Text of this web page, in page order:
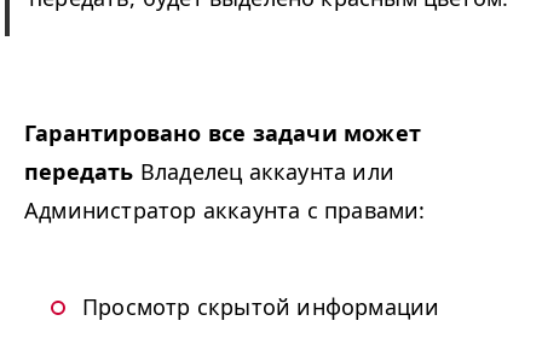
Гарантировано все задачи может
передать Владелец аккаунта или
Администратор аккаунта с правами:
Просмотр скрытой информации